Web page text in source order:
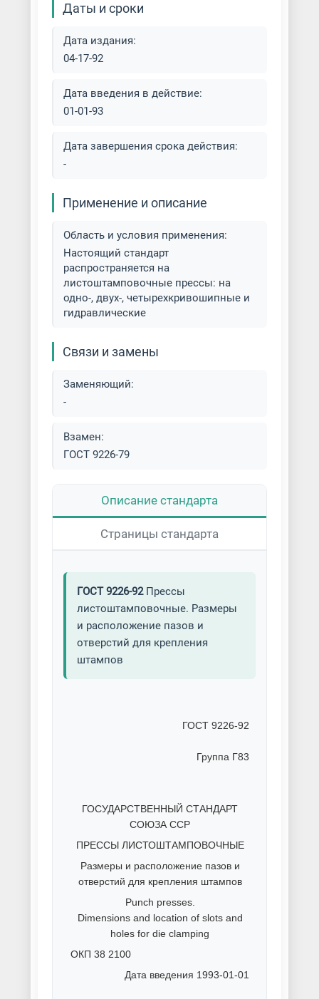
Даты и сроки
Дата издания:
04-17-92
Дата введения в действие:
01-01-93
Дата завершения срока действия:
-
Применение и описание
Область и условия применения:
Настоящий стандарт
распространяется на
листоштамповочные прессы: на
одно-, двух-, четырехкривошипные и
гидравлические
Связи и замены
Заменяющий:
-
Взамен:
ГОСТ 9226-79
Описание стандарта
Страницы стандарта
ГОСТ 9226-92Прессы
листоштамповочные. Размеры
и расположение пазов и
отверстий для крепления
штампов